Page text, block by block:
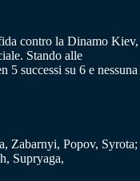
contro la Dinamo Kiev,
Stando alle
5 successi su 6 e nessuna
Zabarnyi, Popov, Syrota;
Supryaga,